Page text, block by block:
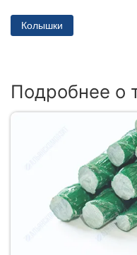
Колышки
Подробнее о